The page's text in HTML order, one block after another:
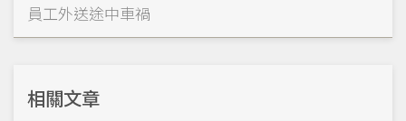
員工外送途中車禍
相關文章